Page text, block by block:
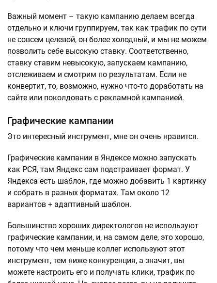
Важный момент – такую кампанию делаем всегда
отдельно и ключи группируем, так как трафик по сути
не совсем целевой, он более холодный, и мы не можем
позволить себе высокую ставку. Соответственно,
ставку ставим невысокую, запускаем кампанию,
отслеживаем и смотрим по результатам. Если не
конвертит, то, возможно, нужно что-то доработать на
сайте или поколдовать с рекламной кампанией.
Графические кампании
Это интересный инструмент, мне он очень нравится.
Графические кампании в Яндексе можно запускать
как РСЯ, там Яндекс сам подстраивает формат. У
Яндекса есть шаблон, где можно добавить 1 картинку
и собрать в разных форматах. Там около 12
вариантов + адаптивный шаблон.
Большинство хороших директологов не используют
графические кампании, и, на самом деле, это хорошо,
потому что чем меньше коллег используют этот
инструмент, тем ниже конкуренция, а значит, вы
можете настроить его и получать клики, трафик по